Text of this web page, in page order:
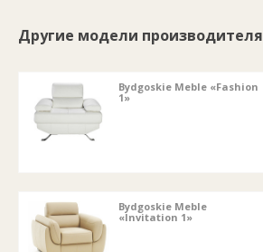
Другие модели производителя
Bydgoskie Meble «Fashion
1»
Bydgoskie Meble
«Invitation 1»